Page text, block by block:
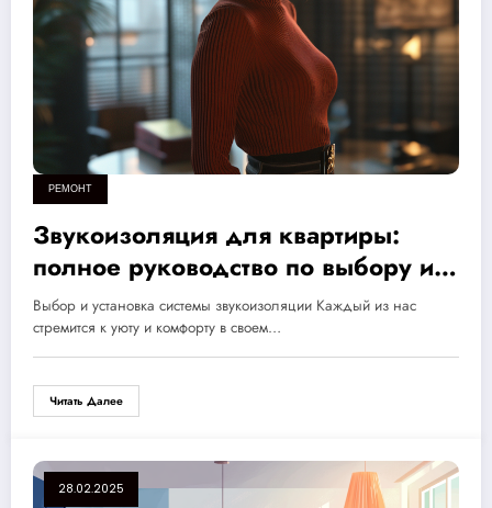
РЕМОНТ
Звукоизоляция для квартиры:
полное руководство по выбору и
установке для комфортной жизни
в шумном городе
Выбор и установка системы звукоизоляции Каждый из нас
стремится к уюту и комфорту в своем…
Читать Далее
28.02.2025